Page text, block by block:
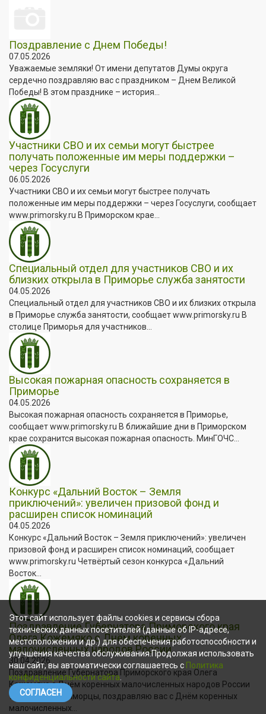
Поздравление с Днем Победы!
07.05.2026
Уважаемые земляки! От имени депутатов Думы округа
сердечно поздравляю вас с праздником – Днем Великой
Победы! В этом празднике – история...
Участники СВО и их семьи могут быстрее
получать положенные им меры поддержки –
через Госуслуги
06.05.2026
Участники СВО и их семьи могут быстрее получать
положенные им меры поддержки – через Госуслуги, сообщает
www.primorsky.ru В Приморском крае...
Специальный отдел для участников СВО и их
близких открыла в Приморье служба занятости
04.05.2026
Специальный отдел для участников СВО и их близких открыла
в Приморье служба занятости, сообщает www.primorsky.ru В
столице Приморья для участников...
Высокая пожарная опасность сохраняется в
Приморье
04.05.2026
Высокая пожарная опасность сохраняется в Приморье,
сообщает www.primorsky.ru В ближайшие дни в Приморском
крае сохранится высокая пожарная опасность. МинГОЧС...
Конкурс «Дальний Восток – Земля
приключений»: увеличен призовой фонд и
расширен список номинаций
04.05.2026
Конкурс «Дальний Восток – Земля приключений»: увеличен
призовой фонд и расширен список номинаций, сообщает
www.primorsky.ru Четвёртый сезон конкурса «Дальний
Восток...
Поздравление Губернатора Приморского края
Олега Кожемяко с Днём коренных
малочисленных народов России
30.04.2026
Поздравление Губернатора Приморского края Олега
Кожемяко с Днём коренных малочисленных народов России
Уважаемые приморцы, поздравляю вас с Днём коренных
малочисленных...
Этот сайт использует файлы cookies и сервисы сбора
технических данных посетителей (данные об IP-адресе,
местоположении и др.) для обеспечения работоспособности и
улучшения качества обслуживания.Продолжая использовать
наш сайт, вы автоматически соглашаетесь с Политика
конфиденциальности сайта.
СОГЛАСЕН